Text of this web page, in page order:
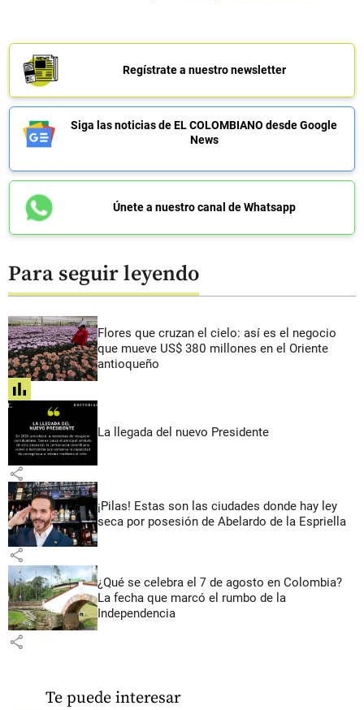
Regístrate a nuestro newsletter
Siga las noticias de EL COLOMBIANO desde Google
News
Únete a nuestro canal de Whatsapp
Para seguir leyendo
Flores que cruzan el cielo: así es el negocio
que mueve US$ 380 millones en el Oriente
antioqueño
share
La llegada del nuevo Presidente
share
¡Pilas! Estas son las ciudades donde hay ley
seca por posesión de Abelardo de la Espriella
share
¿Qué se celebra el 7 de agosto en Colombia?
La fecha que marcó el rumbo de la
Independencia
share
Te puede interesar